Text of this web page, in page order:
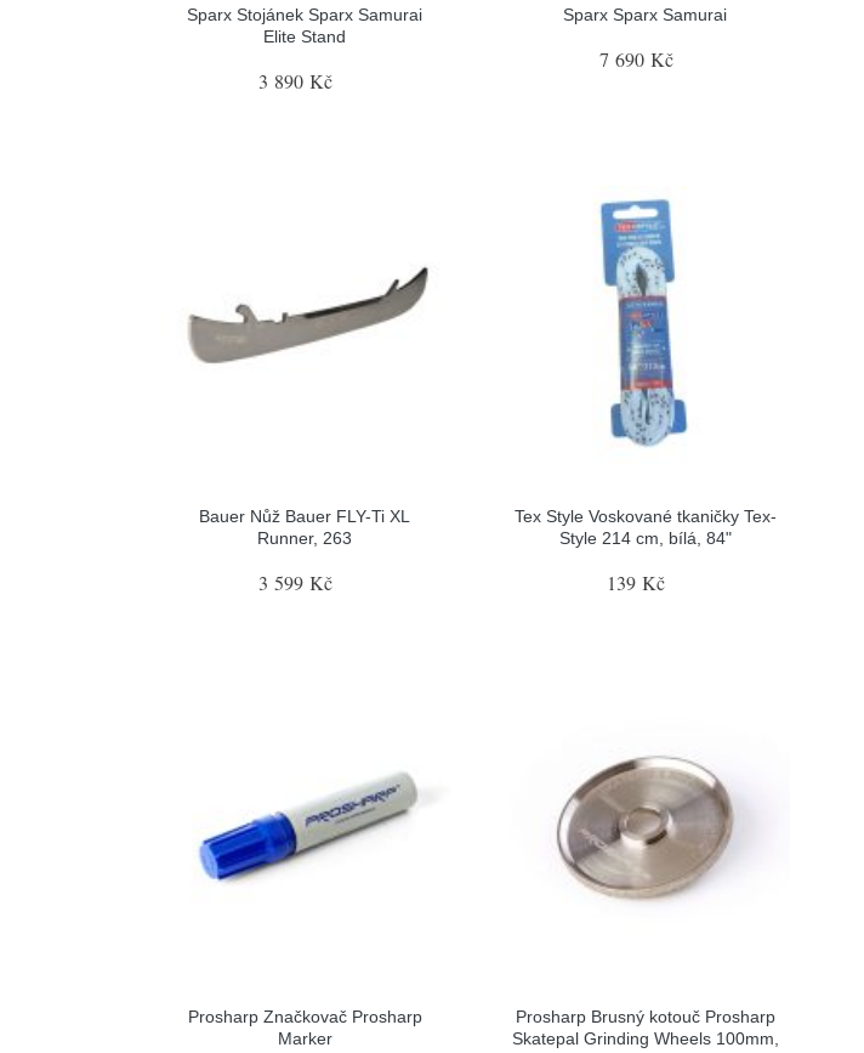
Sparx Stojánek Sparx Samurai
Elite Stand
3 890 Kč
Sparx Sparx Samurai
7 690 Kč
Bauer Nůž Bauer FLY-Ti XL
Runner, 263
3 599 Kč
Tex Style Voskované tkaničky Tex-
Style 214 cm, bílá, 84"
139 Kč
Prosharp Značkovač Prosharp
Marker
Prosharp Brusný kotouč Prosharp
Skatepal Grinding Wheels 100mm,